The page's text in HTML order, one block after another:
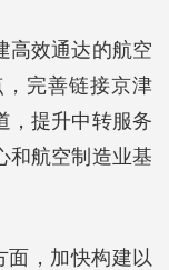
高效通达的航空
完善链接京津
，提升中转服务
和航空制造业基
面，加快构建以